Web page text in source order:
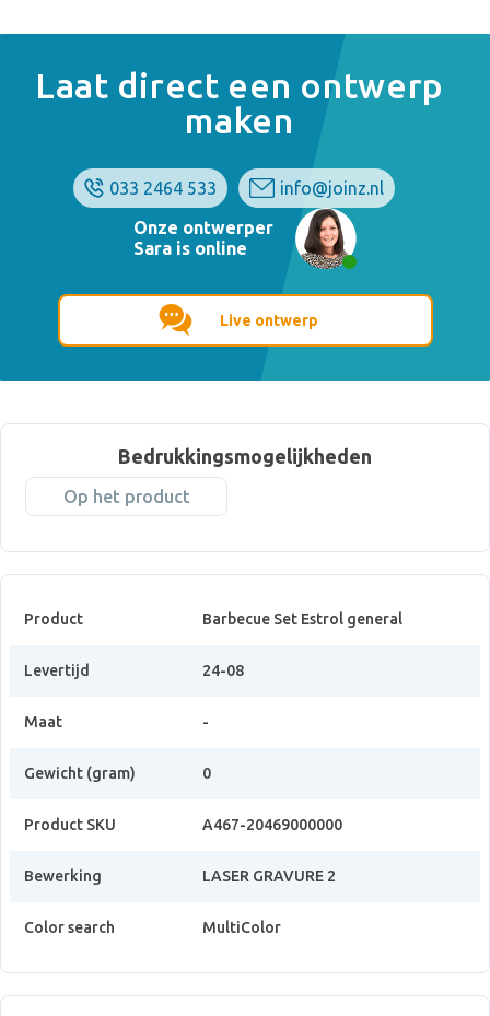
Laat direct een ontwerp
maken
033 2464 533
info@joinz.nl
Onze ontwerper
Sara is online
Live ontwerp
Bedrukkingsmogelijkheden
Op het product
Product Barbecue Set Estrol general
Levertijd 24-08
Maat -
Gewicht (gram) 0
Product SKU A467-20469000000
Bewerking LASER GRAVURE 2
Color search MultiColor